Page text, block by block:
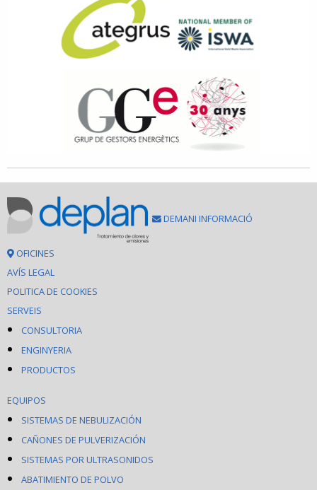
DEMANI INFORMACIÓ
OFICINES
AVÍS LEGAL
POLITICA DE COOKIES
SERVEIS
CONSULTORIA
ENGINYERIA
PRODUCTOS
EQUIPOS
SISTEMAS DE NEBULIZACIÓN
CAÑONES DE PULVERIZACIÓN
SISTEMAS POR ULTRASONIDOS
ABATIMIENTO DE POLVO